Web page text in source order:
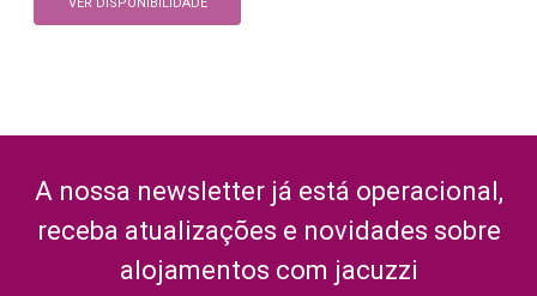
A nossa newsletter já está operacional,
receba atualizações e novidades sobre
alojamentos com jacuzzi